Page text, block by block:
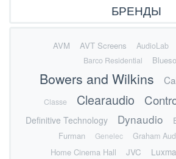
БРЕНДЫ
AVM AVT Screens AudioLab
Barco Residential
Bowers and Wilkins
Classe Clearaudio
Definitive Technology Dynaudio
Furman
Genelec Graham
Home Cinema Hall
JVC